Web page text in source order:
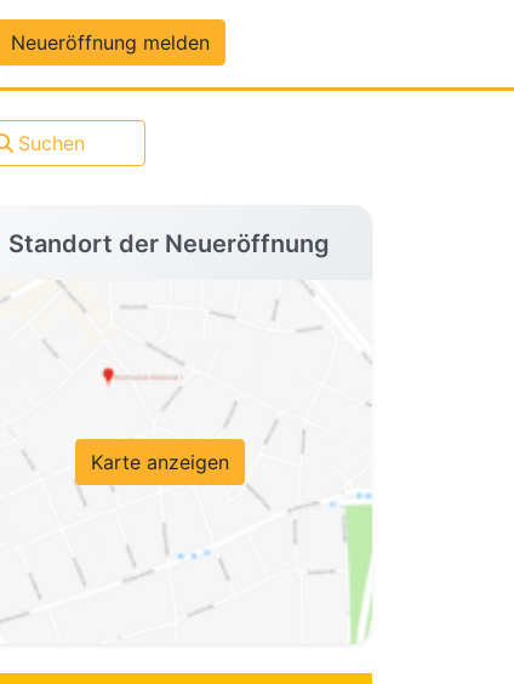
Neueröffnung melden
Suchen
Standort der Neueröffnung
Karte anzeigen